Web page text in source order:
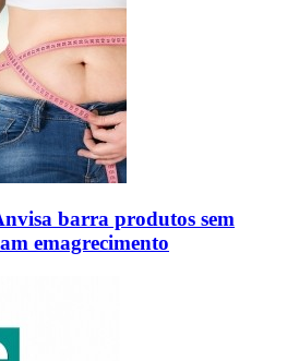
barra produtos sem
emagrecimento